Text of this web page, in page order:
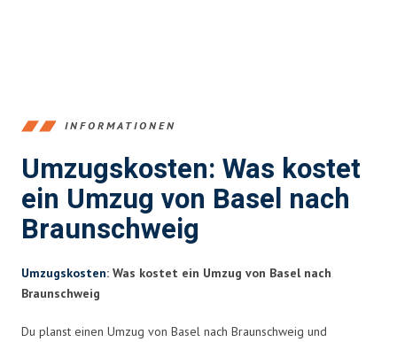
INFORMATIONEN
Umzugskosten: Was kostet
ein Umzug von Basel nach
Braunschweig
Umzugskosten: Was kostet ein Umzug von Basel nach
Braunschweig
Du planst einen Umzug von Basel nach Braunschweig und